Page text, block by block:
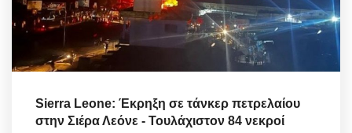
Sierra Leone: Έκρηξη σε τάνκερ πετρελαίου
στην Σιέρα Λεόνε - Τουλάχιστον 84 νεκροί